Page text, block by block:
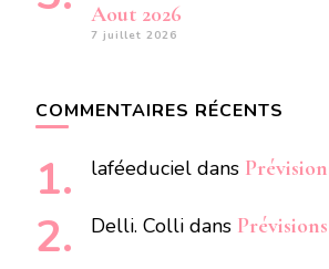
Aout 2026
7 juillet 2026
COMMENTAIRES RÉCENTS
laféeduciel dans
Delli. Colli dans